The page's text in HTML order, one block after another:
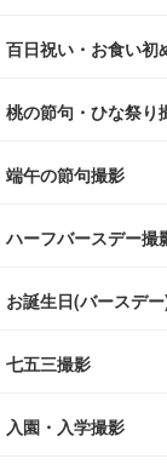
百日祝い・お食い初
桃の節句・ひな祭り
端午の節句撮影
ハーフバースデー撮
お誕生日(バースデ
七五三撮影
入園・入学撮影